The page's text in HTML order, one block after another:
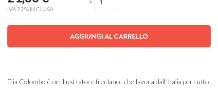
IVA 22% INCLUSA
×
AGGIUNGI AL CARRELLO
Elia Colombo è un illustratore freelance che lavora dall'Italia per tutto